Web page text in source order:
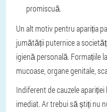
promiscuă.
Un alt motiv pentru apariția
jumătății puternice a
igienă personală. Formațiile
mucoase, organe genitale,
Indiferent de cauzele
imediat. Ar trebui să știți nu